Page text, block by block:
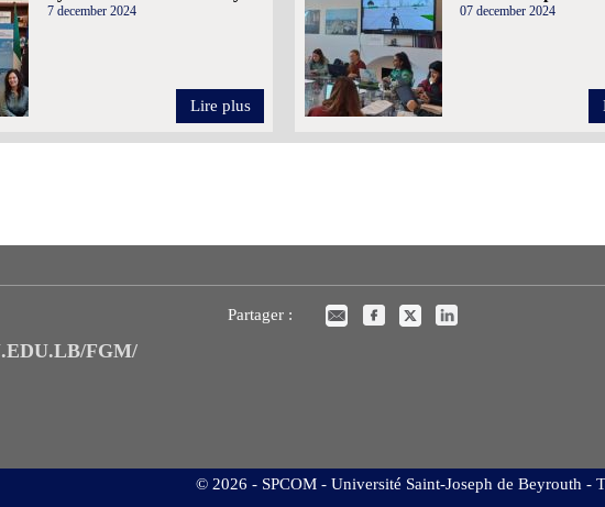
7 december 2024
Lire plus
07 december 2024
FGM/
Partager :
© 2026 - SPCOM - Université Saint-Joseph de Beyrouth -